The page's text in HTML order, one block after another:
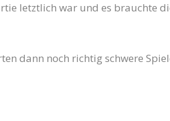
letztlich war und es brauchte
dann noch richtig schwere